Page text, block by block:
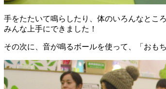
手をたたいて鳴らしたり、体のいろんなとこ
みんな上手にできました！
その次に、音が鳴るボールを使って、「おも